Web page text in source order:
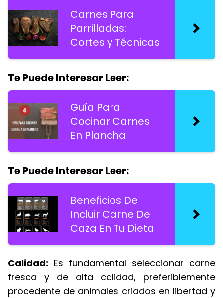
Carnes Para
Parrilladas:
Cortes y Técnicas
Te Puede Interesar Leer:
Guía Para
Cocinar Carnes
En Plancha
Te Puede Interesar Leer:
Beneficios De
Incluir Carne De
Caza En Tu Dieta
Calidad: Es fundamental seleccionar carne
fresca y de alta calidad, preferiblemente
procedente de animales criados en libertad y